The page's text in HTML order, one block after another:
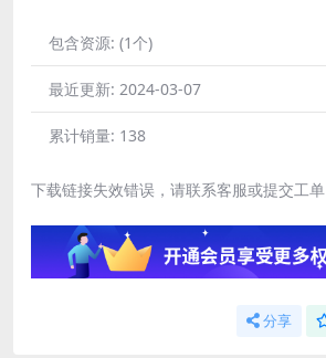
包含资源: (1个)
最近更新: 2024-03-07
累计销量: 138
下载链接失效错误，请联系客服或提交工单
分享